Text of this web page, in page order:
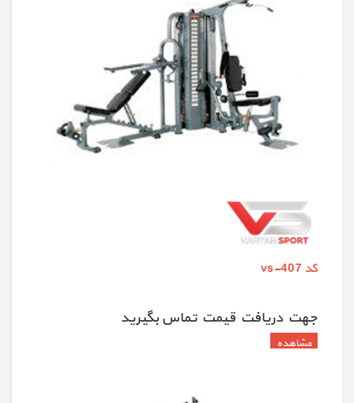
کد vs-407
جهت دريافت قيمت تماس بگيريد